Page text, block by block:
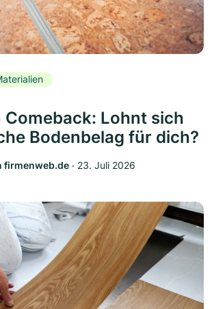
Comeback: Lohnt sich
Bodenbelag für dich?
firmenweb.de ‧ 23. Juli 2026